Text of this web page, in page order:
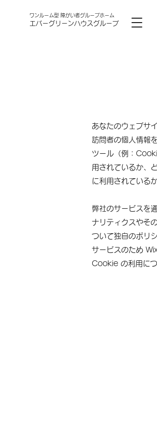
ワンルーム型 障がい者グループホーム
​エバーグリーンハウスグループ
あなたのウェブサ
訪問者の個人情報
ツール（例：
用されているか、
に利用されている
弊社のサービスを
ナリティクスやそ
ついて独自のポリ
サービスのため
Cookie の利用につ